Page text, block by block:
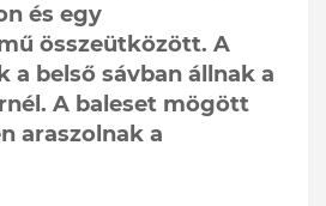
és egy
összeütközött. A
a belső sávban állnak a
A baleset mögött
araszolnak a